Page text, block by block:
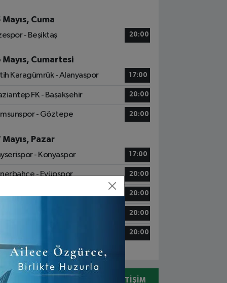
Mayıs, Cuma
- Beşiktaş
20:00
Mayıs, Cumartesi
Karagümrük - Alanyaspor
17:00
FK - Başakşehir 20:00
- Göztepe 20:00
Mayıs, Pazar
- Konyaspor
17:00
- Eyüpspor 20:00
- Gençlerbirliği S.K. 20:00
20:00
20:00
İLETIŞIM